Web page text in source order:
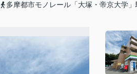
多摩都市モノレール「大塚・帝京大学